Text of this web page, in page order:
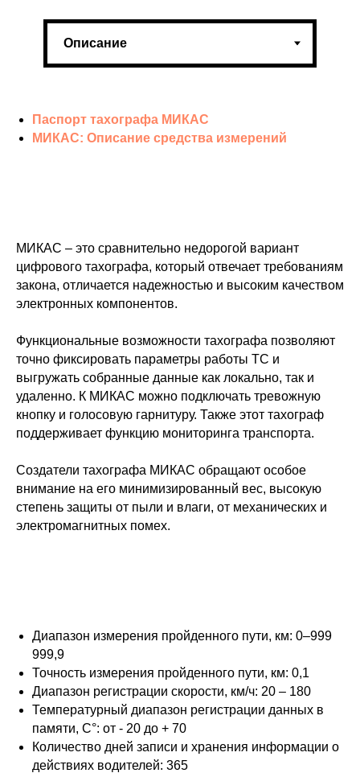
Паспорт тахографа МИКАС
МИКАС: Описание средства измерений
МИКАС – это сравнительно недорогой вариант
цифрового тахографа, который отвечает требованиям
закона, отличается надежностью и высоким качеством
электронных компонентов.
Функциональные возможности тахографа позволяют
точно фиксировать параметры работы ТС и
выгружать собранные данные как локально, так и
удаленно. К МИКАС можно подключать тревожную
кнопку и голосовую гарнитуру. Также этот тахограф
поддерживает функцию мониторинга транспорта.
Создатели тахографа МИКАС обращают особое
внимание на его минимизированный вес, высокую
степень защиты от пыли и влаги, от механических и
электромагнитных помех.
Диапазон измерения пройденного пути, км: 0–999
999,9
Точность измерения пройденного пути, км: 0,1
Диапазон регистрации скорости, км/ч: 20 – 180
Температурный диапазон регистрации данных в
памяти, С°: от - 20 до + 70
Количество дней записи и хранения информации о
действиях водителей: 365